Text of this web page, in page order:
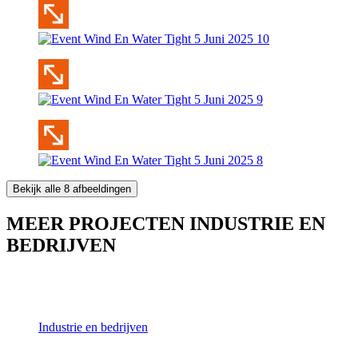
Bekijk alle 8 afbeeldingen
MEER PROJECTEN INDUSTRIE EN
BEDRIJVEN
Industrie en bedrijven